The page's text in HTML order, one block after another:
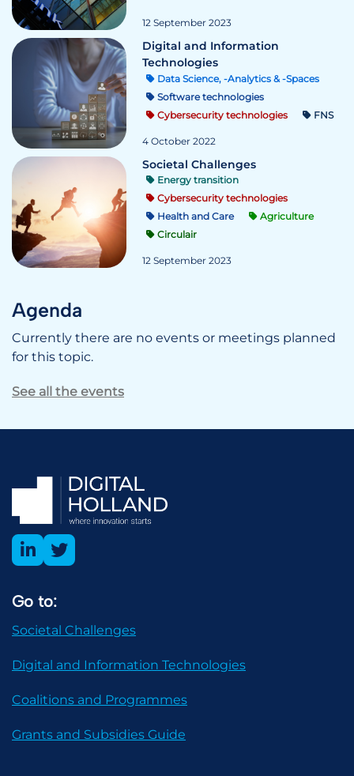
12 September 2023
Digital and Information
Technologies
Data Science, -Analytics & -Spaces
Software technologies
Cybersecurity technologies
FNS
4 October 2022
Societal Challenges
Energy transition
Cybersecurity technologies
Health and Care
Agriculture
Circulair
12 September 2023
Agenda
Currently there are no events or meetings planned
for this topic.
See all the events
Go to:
Societal Challenges
Digital and Information Technologies
Coalitions and Programmes
Grants and Subsidies Guide